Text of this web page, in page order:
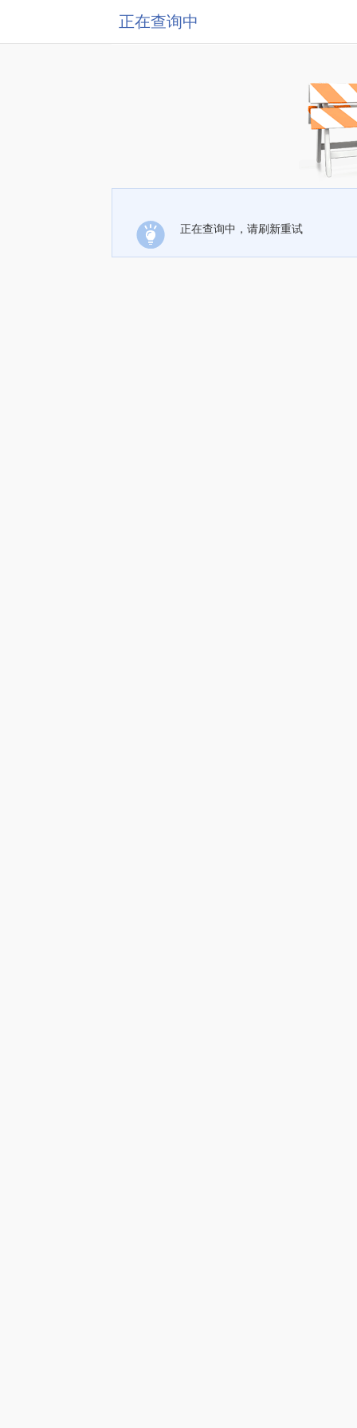
正在查询中
正在查询中，请刷新重试